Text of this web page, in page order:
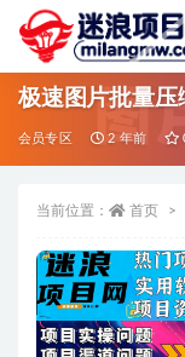
极速图片批量压
会员专区 2 年前
当前位置： 首页
全部